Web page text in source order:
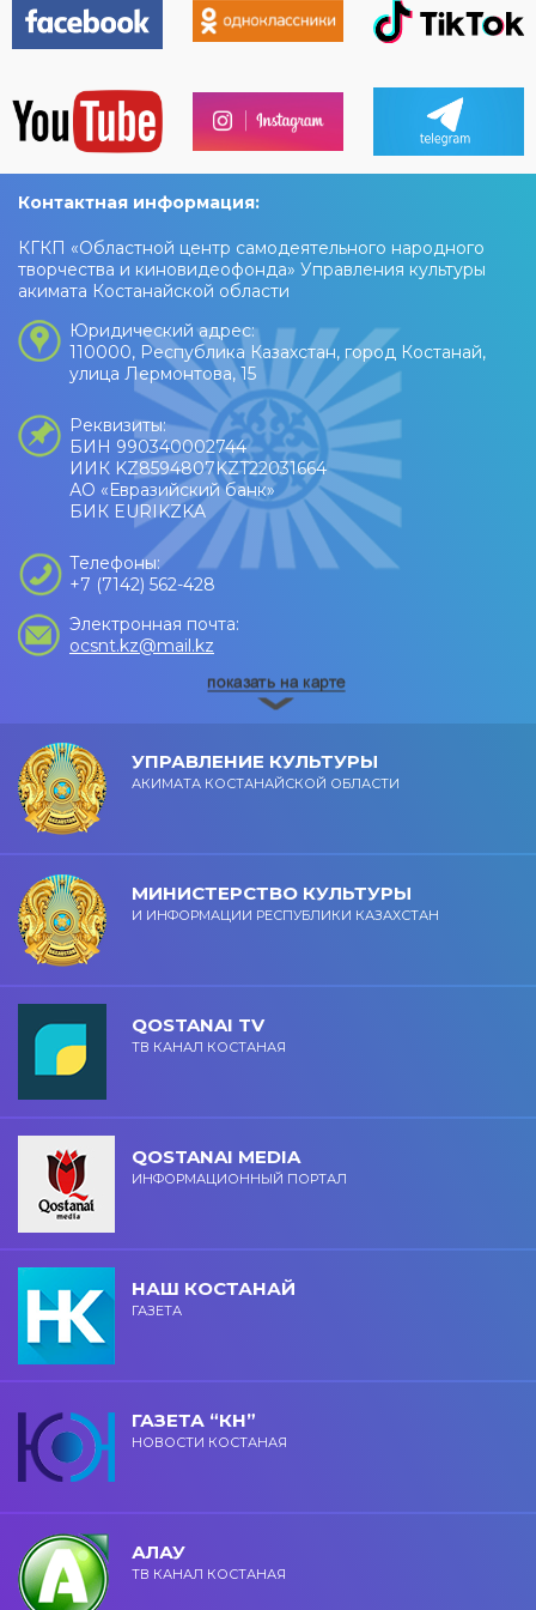
Контактная информация:
КГКП «Областной центр самодеятельного народного
творчества и киновидеофонда» Управления культуры
акимата Костанайской области
Юридический адрес:
110000, Республика Казахстан, город Костанай,
улица Лермонтова, 15
Реквизиты:
БИН 990340002744
ИИК KZ8594807KZT22031664
АО «Евразийский банк»
БИК EURIKZKA
Телефоны:
+7 (7142) 562-428
Электронная почта:
ocsnt.kz@mail.kz
УПРАВЛЕНИЕ КУЛЬТУРЫ
АКИМАТА КОСТАНАЙСКОЙ ОБЛАСТИ
МИНИСТЕРСТВО КУЛЬТУРЫ
И ИНФОРМАЦИИ РЕСПУБЛИКИ КАЗАХСТАН
QOSTANAI TV
ТВ КАНАЛ КОСТАНАЯ
QOSTANAI MEDIA
ИНФОРМАЦИОННЫЙ ПОРТАЛ
НАШ КОСТАНАЙ
ГАЗЕТА
ГАЗЕТА “КН”
НОВОСТИ КОСТАНАЯ
АЛАУ
ТВ КАНАЛ КОСТАНАЯ